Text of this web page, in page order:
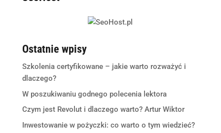
Ostatnie wpisy
Szkolenia certyfikowane – jakie warto rozważyć i
dlaczego?
W poszukiwaniu godnego polecenia lektora
Czym jest Revolut i dlaczego warto? Artur Wiktor
Inwestowanie w pożyczki: co warto o tym wiedzieć?